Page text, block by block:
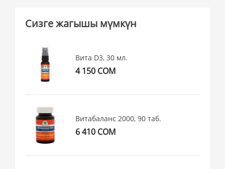
Сизге жагышы мүмкүн
Вита D3, 30 мл.
4 150 СОМ
Витабаланс 2000, 90 таб.
6 410 СОМ